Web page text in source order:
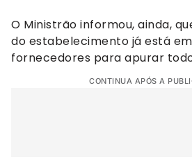
O Ministrão informou, ainda,
do estabelecimento já está
fornecedores para apurar
CONTINUA APÓS A